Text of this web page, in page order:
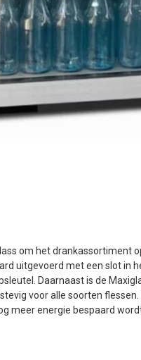
om het drankassortiment
uitgevoerd met een slot in
Daarnaast is de
voor alle soorten
meer energie bespaard